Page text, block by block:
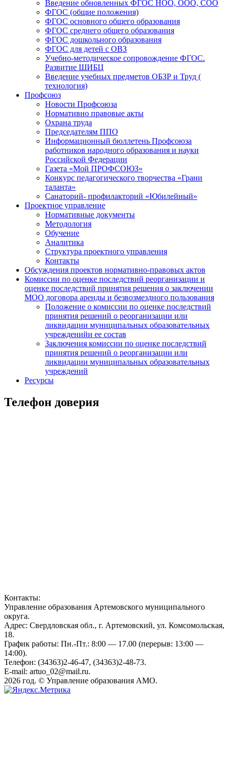
Введение обновленных ФГОС НОО, ООО, СОО
ФГОС (общие положения)
ФГОС основного общего образования
ФГОС среднего общего образования
ФГОС дошкольного образования
ФГОС для детей с ОВЗ
Учебно-методическое сопровождение ФГОС.
Развитие ШИБЦ
Введение учебных предметов ОБЗР и Труд (
технология)
Профсоюз
Новости Профсоюза
Нормативно правовые акты
Охрана труда
Председателям ППО
Информационный бюллетень Профсоюза
работников народного образования и науки
Российской Федерации
Газета «Мой ПРОФСОЮЗ»
Конкурс педагогического творчества «Грани
таланта»
Санаторий- профилакторий «Юбилейный»
Проектное управление
Нормативные документы
Методология
Обучение
Аналитика
Структура проектного управления
Контакты
Обсуждения проектов нормативно-правовых актов
Комиссии по оценке последствий реорганизации и
оценке последствий принятия решения о заключении
МОО договора аренды и безвозмездного пользования
Положение о комиссии по оценке последствий
принятия решений о реорганизации или
ликвидации муниципальных образовательных
учрежденийи ее состав
Заключения комиссии по оценке последствий
принятия решений о реорганизации или
ликвидации муниципальных образовательных
учреждений
Ресурсы
Телефон доверия
Контакты:
Управление образования Артемовского муниципального
округа.
Адрес: Свердловская обл., г. Артемовский, ул. Комсомольская,
18.
График работы: Пн.-Пт.: 8:00 — 17.00 (перерыв: 13:00 —
14:00).
Телефон: (34363)2-46-47, (34363)2-48-73.
E-mail: artuo_02@mail.ru.
2026 год. © Управление образования АМО.